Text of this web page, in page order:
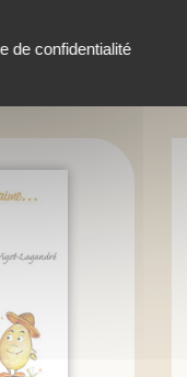
de confidentialité